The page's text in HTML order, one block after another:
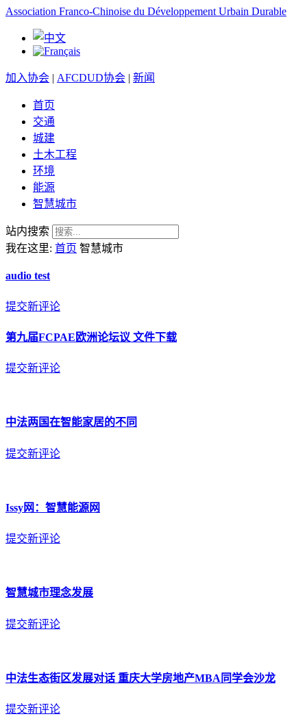
Association Franco-Chinoise du Développement Urbain Durable
加入协会 | AFCDUD协会 | 新闻
首页
交通
城建
土木工程
环境
能源
智慧城市
站内搜索
我在这里: 首页 智慧城市
audio test
提交新评论
第九届FCPAE欧洲论坛议 文件下载
提交新评论
中法两国在智能家居的不同
提交新评论
Issy网：智慧能源网
提交新评论
智慧城市理念发展
提交新评论
中法生态街区发展对话 重庆大学房地产MBA同学会沙龙
提交新评论